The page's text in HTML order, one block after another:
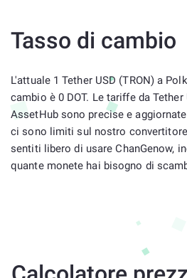
Tasso di cambio
L'attuale 1 Tether USD (TRON) a
cambio è 0 DOT. Le tariffe da
AssetHub sono precise e
ci sono limiti sul nostro convertitore
sentiti libero di usare ChanGenow,
quante monete hai bisogno di